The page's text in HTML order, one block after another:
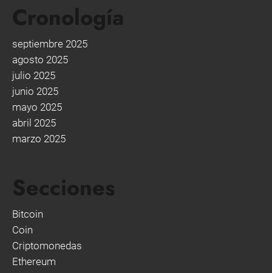
Cronología
septiembre 2025
agosto 2025
julio 2025
junio 2025
mayo 2025
abril 2025
marzo 2025
Secciones
Bitcoin
Coin
Criptomonedas
Ethereum